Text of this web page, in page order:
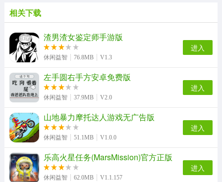
臭作官方正版 奈的教育日记直装游戏版
小蝌蚪历险记游戏纯净版 机器人实验室游戏最新版 火影忍者高招模拟器游戏绿色版
扔纸团手机版 直至死亡免费版 饥荒海难免费版
草莓公主跑酷游戏纯净最新版
相关下载
渣男渣女鉴定师手游版
休闲益智 76.8MB V1.3
进入
左手圆右手方安卓免费版
休闲益智 37.9MB V2.0
进入
山地暴力摩托达人游戏无广告版
休闲益智 51.1MB V1.0.0
进入
乐高火星任务(MarsMission)官方正版
休闲益智 62.0MB V1.1.157
进入